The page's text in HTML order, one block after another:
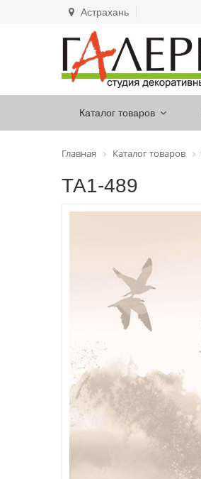
Астрахань
Каталог товаров
Главная Каталог товаров
ТА1-489